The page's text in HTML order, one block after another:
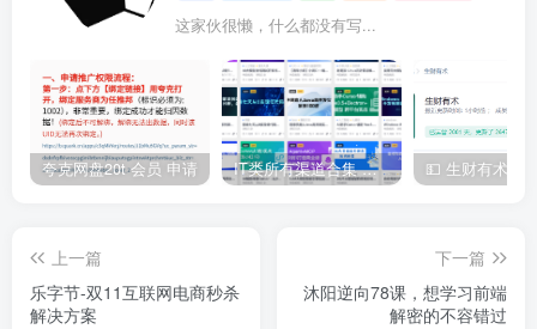
这家伙很懒，什么都没有写...
夸克网盘20t 会员 申请 IT类所有渠道合集 持续日更，目前近四千多条资源 年费用户微信私信获取权限
上一篇
乐字节-双11互联网电商秒杀
解决方案
下一篇
沐阳逆向78课，想学习前端
解密的不容错过